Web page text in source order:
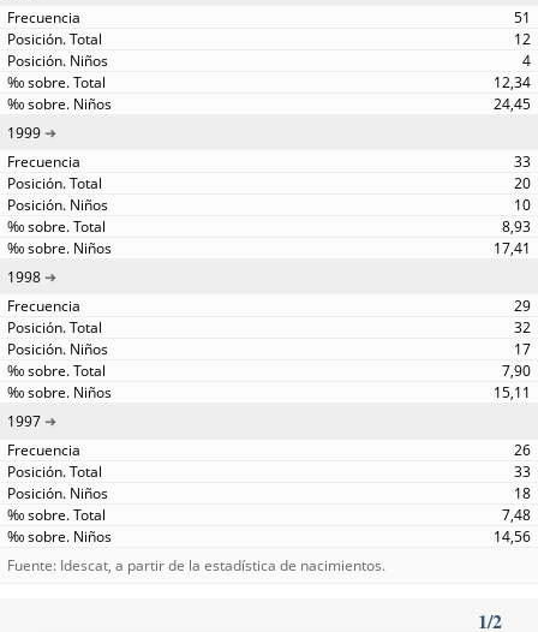
51
12
4
12,34
24,45
1999
33
20
10
8,93
17,41
1998
29
32
17
7,90
15,11
1997
26
33
18
7,48
14,56
Fuente: Idescat, a partir de la estadística de nacimientos.